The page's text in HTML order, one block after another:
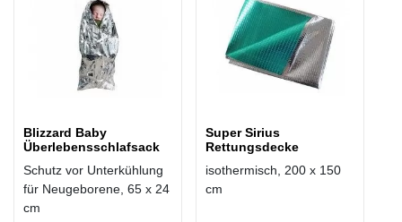
Blizzard Baby
Überlebensschlafsack
Schutz vor Unterkühlung
für Neugeborene, 65 x 24
cm
Super Sirius
Rettungsdecke
isothermisch, 200 x 150
cm